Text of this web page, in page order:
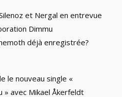
et Nergal en entrevue
Dimmu
déjà enregistrée?
le nouveau single «
» avec Mikael Åkerfeldt